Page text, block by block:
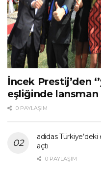
İncek Prestij’den
eşliğinde lansman
0 PAYLAŞIM
adidas Türkiye’deki
açtı
0 PAYLAŞIM